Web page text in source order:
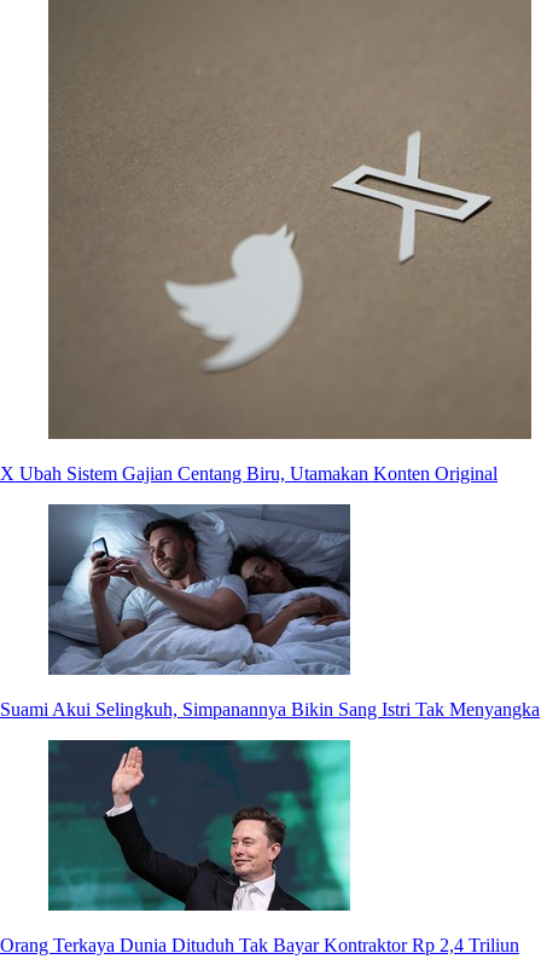
X Ubah Sistem Gajian Centang Biru, Utamakan Konten Original
Suami Akui Selingkuh, Simpanannya Bikin Sang Istri Tak Menyangka
Orang Terkaya Dunia Dituduh Tak Bayar Kontraktor Rp 2,4 Triliun